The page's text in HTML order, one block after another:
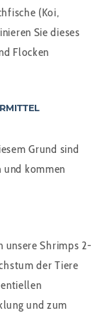
(Koi,
Sie dieses
Flocken
Grund sind
und kommen
Shrimps 2-
der Tiere
und zum